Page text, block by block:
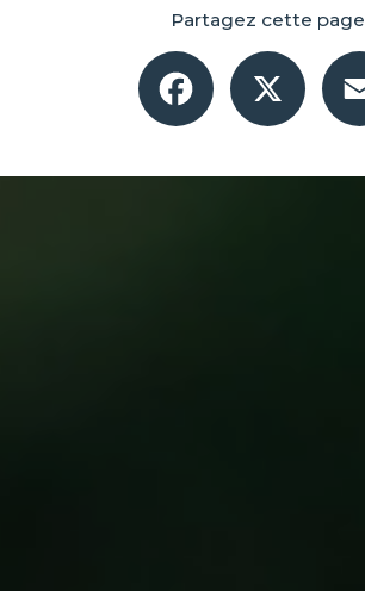
Partagez cette page
Facebook